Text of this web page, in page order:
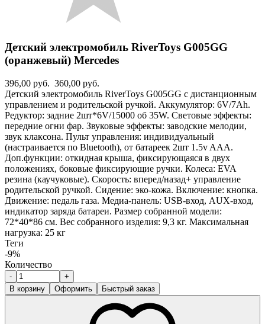
Детский электромобиль RiverToys G005GG
(оранжевый) Mercedes
396,00 руб. 360,00 руб.
Детский электромобиль RiverToys G005GG с дистанционным
управлением и родительской ручкой. Аккумулятор: 6V/7Ah.
Редуктор: задние 2шт*6V/15000 об 35W. Световые эффекты:
передние огни фар. Звуковые эффекты: заводские мелодии,
звук клаксона. Пульт управления: индивидуальный
(настраивается по Bluetooth), от батареек 2шт 1.5v AAА.
Доп.функции: откидная крыша, фиксирующаяся в двух
положениях, боковые фиксирующие ручки. Колеса: EVA
резина (каучуковые). Скорость: вперед/назад+ управление
родительской ручкой. Сидение: эко-кожа. Включение: кнопка.
Движение: педаль газа. Медиа-панель: USB-вход, AUX-вход,
индикатор заряда батареи. Размер собранной модели:
72*40*86 см. Вес собранного изделия: 9,3 кг. Максимальная
нагрузка: 25 кг
Теги
-9%
Количество
-
+
В корзину
Оформить Быстрый заказ